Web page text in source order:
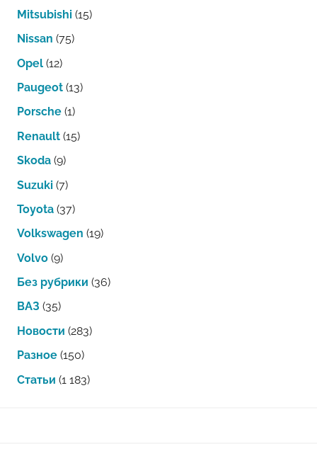
Mitsubishi (15)
Nissan (75)
Opel (12)
Paugeot (13)
Porsche (1)
Renault (15)
Skoda (9)
Suzuki (7)
Toyota (37)
Volkswagen (19)
Volvo (9)
Без рубрики (36)
ВАЗ (35)
Новости (283)
Разное (150)
Статьи (1 183)